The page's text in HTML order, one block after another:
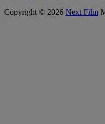
Copyright © 2026 Next Film